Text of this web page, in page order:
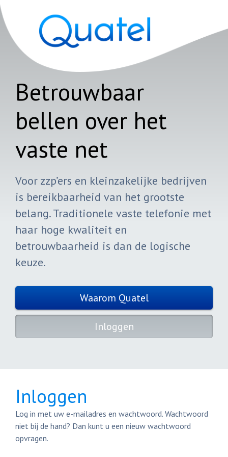
Betrouwbaar
bellen over het
vaste net
Voor zzp’ers en kleinzakelijke bedrijven
is bereikbaarheid van het grootste
belang. Traditionele vaste telefonie met
haar hoge kwaliteit en
betrouwbaarheid is dan de logische
keuze.
Waarom Quatel
Inloggen
Inloggen
Log in met uw e-mailadres en wachtwoord. Wachtwoord
niet bij de hand? Dan kunt u een nieuw wachtwoord
opvragen.